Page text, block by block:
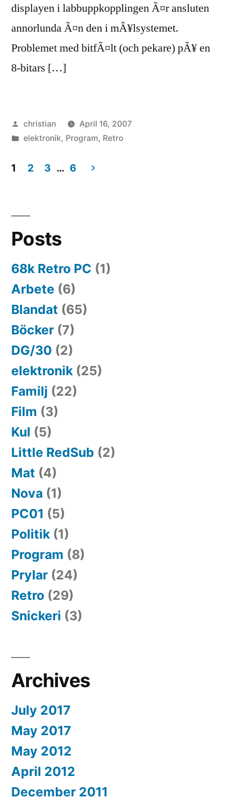
displayen i labbuppkopplingen Ã¤r ansluten
annorlunda Ã¤n den i mÃ¥lsystemet.
Problemet med bitfÃ¤lt (och pekare) pÃ¥ en
8-bitars […]
Posted
by
christian
April 16, 2007
Posted
elektronik, Program, Retro
navigation
1 2 3 … 6
Posts
68k Retro PC (1)
Arbete (6)
Blandat (65)
Böcker (7)
DG/30 (2)
elektronik (25)
Familj (22)
Film (3)
Kul (5)
Little RedSub (2)
Mat (4)
Nova (1)
PC01 (5)
Politik (1)
Program (8)
Prylar (24)
Retro (29)
Snickeri (3)
Archives
July 2017
May 2017
May 2012
April 2012
December 2011